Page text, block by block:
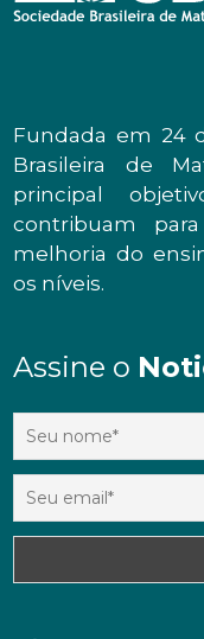
Fundada em 24
Brasileira de
principal
contribuam
melhoria do
os níveis.
Assine o